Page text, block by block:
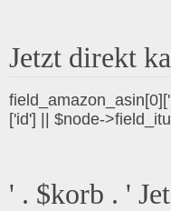
Jetzt direkt
['id'] || $node-
' . $korb . '